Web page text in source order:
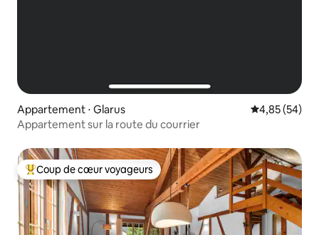
Appartement ⋅ Glarus Évaluation
4,85 (54)
Appartement sur la route du courrier
Coups de cœur voyageurs les plus appréciés
Coup de cœur voyageurs